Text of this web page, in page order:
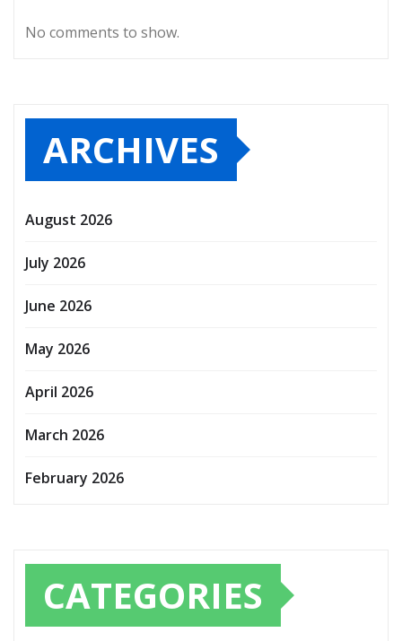
No comments to show.
ARCHIVES
August 2026
July 2026
June 2026
May 2026
April 2026
March 2026
February 2026
CATEGORIES